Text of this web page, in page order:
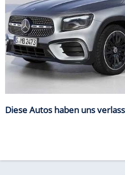
Diese Autos haben uns